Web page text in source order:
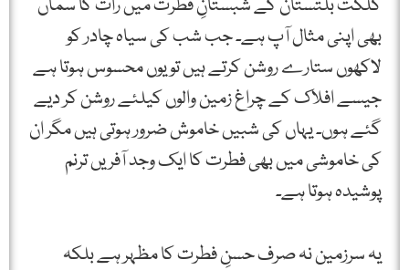
گلگت بلتستان کے شبستانِ فطرت میں رات کا سماں
بھی اپنی مثال آپ ہے۔ جب شب کی سیاہ چادر کو
لاکھوں ستارے روشن کرتے ہیں تو یوں محسوس ہوتا ہے
جیسے افلاک کے چراغ زمین والوں کیلئے روشن کر دیے
گئے ہوں۔ یہاں کی شبیں خاموش ضرور ہوتی ہیں مگر ان
کی خاموشی میں بھی فطرت کا ایک وجد آفریں ترنم
پوشیدہ ہوتا ہے۔
یہ سرزمین نہ صرف حسنِ فطرت کا مظہر ہے بلکہ